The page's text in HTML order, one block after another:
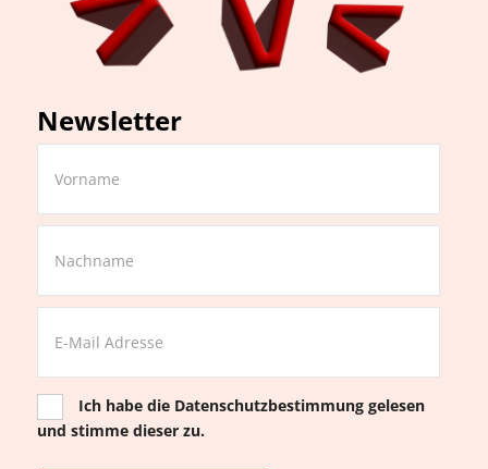
Newsletter
Ich habe die Datenschutzbestimmung gelesen
und stimme dieser zu.